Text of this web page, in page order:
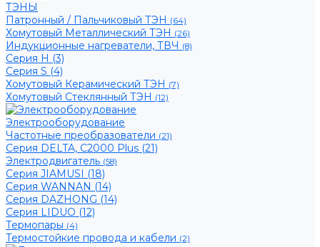
ТЭНЫ
Патронный / Пальчиковый ТЭН (64)
Хомутовый Металлический ТЭН (26)
Индукционные нагреватели, ТВЧ (8)
Серия H (3)
Серия S (4)
Хомутовый Керамический ТЭН (7)
Хомутовый Стеклянный ТЭН (12)
Электрооборудование
Частотные преобразователи (21)
Серия DELTA, С2000 Plus (21)
Электродвигатель (58)
Серия JIAMUSI (18)
Серия WANNAN (14)
Серия DAZHONG (14)
Серия LIDUO (12)
Термопары (4)
Термостойкие провода и кабели (2)